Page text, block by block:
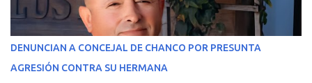
identificó a cuatro funcionarios involucrados en este tipo de
operaciones. Asimismo, se precisa que uno de los casos
corresponde a un funcionario de la Municipalidad de Chanco,
detectaron incumplimientos a la normativa vigente. El informe
DENUNCIAN A CONCEJAL DE CHANCO POR PRESUNTA
AGRESIÓN CONTRA SU HERMANA